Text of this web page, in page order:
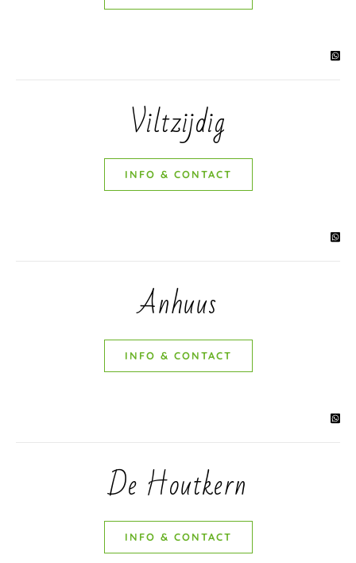
Viltzijdig
INFO & CONTACT
Anhuus
INFO & CONTACT
De Houtkern
INFO & CONTACT